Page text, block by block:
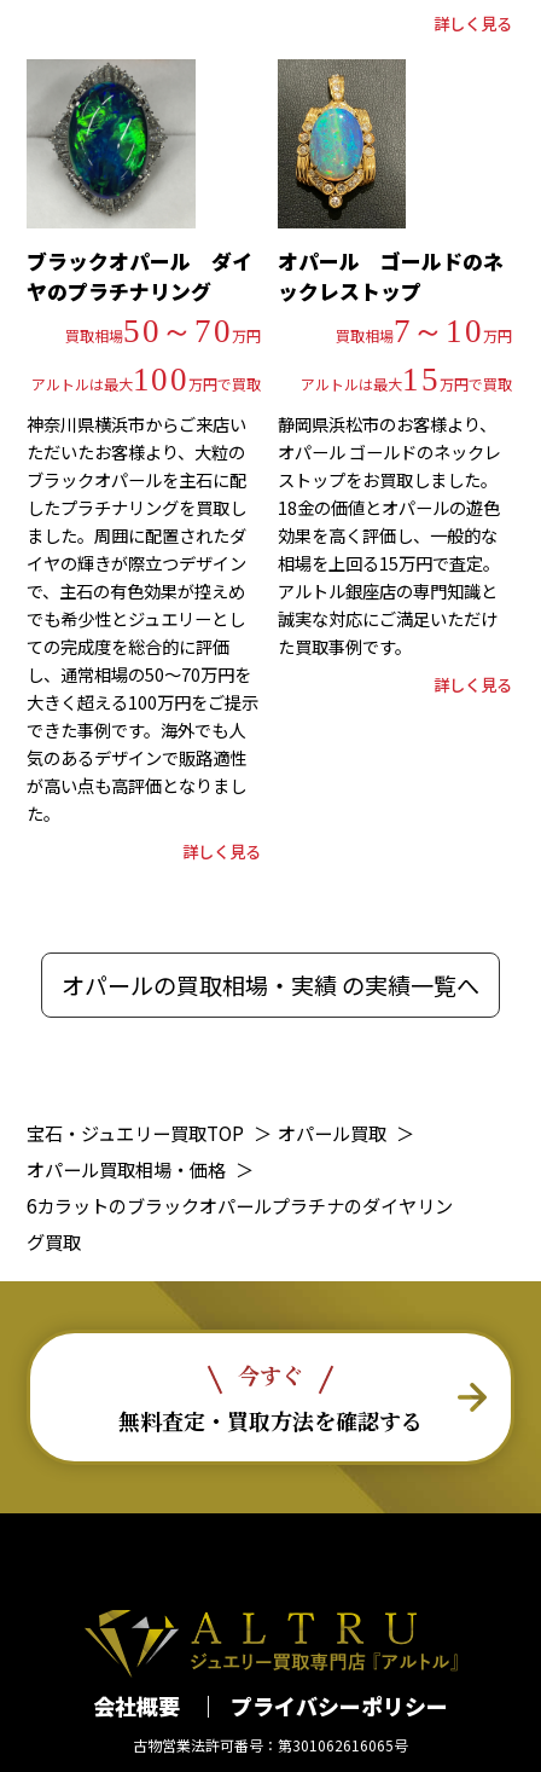
詳しく見る
ブラックオパール ダイ
ヤのプラチナリング
買取相場50～70万円
アルトルは最大100万円で買取
神奈川県横浜市からご来店い
ただいたお客様より、大粒の
ブラックオパールを主石に配
したプラチナリングを買取し
ました。周囲に配置されたダ
イヤの輝きが際立つデザイン
で、主石の有色効果が控えめ
でも希少性とジュエリーとし
ての完成度を総合的に評価
し、通常相場の50〜70万円を
大きく超える100万円をご提示
できた事例です。海外でも人
気のあるデザインで販路適性
が高い点も高評価となりまし
た。
詳しく見る
オパール ゴールドのネ
ックレストップ
買取相場7～10万円
アルトルは最大15万円で買取
静岡県浜松市のお客様より、
オパール ゴールドのネックレ
ストップをお買取しました。
18金の価値とオパールの遊色
効果を高く評価し、一般的な
相場を上回る15万円で査定。
アルトル銀座店の専門知識と
誠実な対応にご満足いただけ
た買取事例です。
詳しく見る
オパールの買取相場・実績 の実績一覧へ
宝石・ジュエリー買取TOP ＞ オパール買取 ＞
オパール買取相場・価格 ＞
6カラットのブラックオパールプラチナのダイヤリン
グ買取
今すぐ
無料査定・買取方法を確認する
会社概要 プライバシーポリシー
古物営業法許可番号：第301062616065号